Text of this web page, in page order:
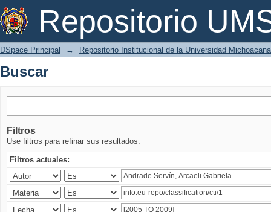
Repositorio
Buscar
DSpace Principal → Repositorio Institucional de la Universidad
Buscar
Filtros
Use filtros para refinar sus resultados.
Filtros actuales: